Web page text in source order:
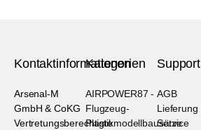
Kontaktinformationen
Arsenal-M
GmbH & CoKG
Vertretungsberechtigte
Kategorien
AIRPOWER87 -
Flugzeug-
Plastikmodellbausätze
Support
AGB
Lieferung
Service